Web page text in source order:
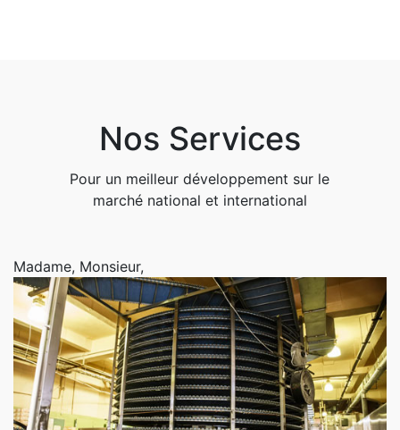
Nos Services
Pour un meilleur développement sur le
marché national et international
Madame, Monsieur,